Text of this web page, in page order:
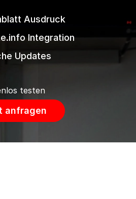
Ausdruck
Integration
Updates
testen
anfragen